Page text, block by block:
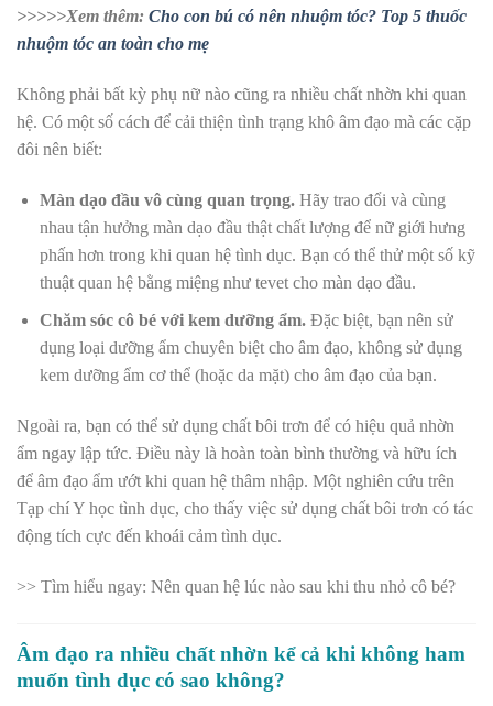
>>>>>Xem thêm: Cho con bú có nên nhuộm tóc? Top 5 thuốc
nhuộm tóc an toàn cho mẹ
Không phải bất kỳ phụ nữ nào cũng ra nhiều chất nhờn khi quan
hệ. Có một số cách để cải thiện tình trạng khô âm đạo mà các cặp
đôi nên biết:
Màn dạo đầu vô cùng quan trọng. Hãy trao đổi và cùng
nhau tận hưởng màn dạo đầu thật chất lượng để nữ giới hưng
phấn hơn trong khi quan hệ tình dục. Bạn có thể thử một số kỹ
thuật quan hệ bằng miệng như tevet cho màn dạo đầu.
Chăm sóc cô bé với kem dưỡng ẩm. Đặc biệt, bạn nên sử
dụng loại dưỡng ẩm chuyên biệt cho âm đạo, không sử dụng
kem dưỡng ẩm cơ thể (hoặc da mặt) cho âm đạo của bạn.
Ngoài ra, bạn có thể sử dụng chất bôi trơn để có hiệu quả nhờn
ẩm ngay lập tức. Điều này là hoàn toàn bình thường và hữu ích
để âm đạo ẩm ướt khi quan hệ thâm nhập. Một nghiên cứu trên
Tạp chí Y học tình dục, cho thấy việc sử dụng chất bôi trơn có tác
động tích cực đến khoái cảm tình dục.
>> Tìm hiểu ngay: Nên quan hệ lúc nào sau khi thu nhỏ cô bé?
Âm đạo ra nhiều chất nhờn kể cả khi không ham
muốn tình dục có sao không?